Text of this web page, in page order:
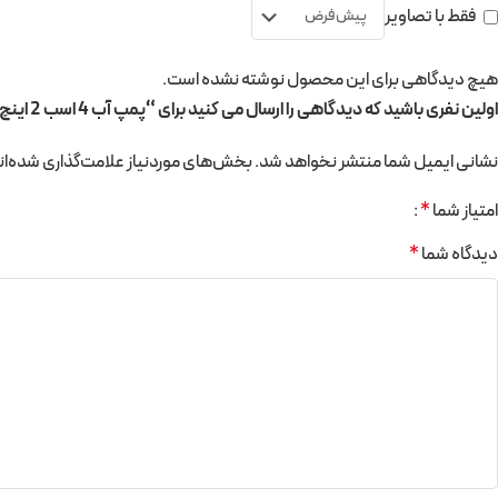
فقط با تصاویر
هیچ دیدگاهی برای این محصول نوشته نشده است.
اولین نفری باشید که دیدگاهی را ارسال می کنید برای “پمپ آب 4 اسب 2 اینچ CH400 برند CNB”
نشانی ایمیل شما منتشر نخواهد شد.بخش‌های موردنیاز علامت‌گذاری
امتیاز شما*
دیدگاه شما*